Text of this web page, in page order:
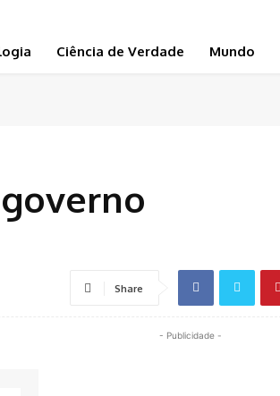
Ciência de Verdade Mundo
Share
- Publicidade -